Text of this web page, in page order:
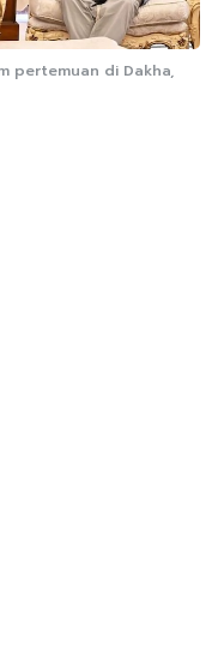
pertemuan di Dakha,